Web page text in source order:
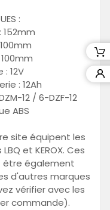
:
12V
: 12Ah
12 / 6-DZF-12
ABS
site équipent les
et KEROX. Ces
être également
d'autres marques
vérifier avec les
commande).